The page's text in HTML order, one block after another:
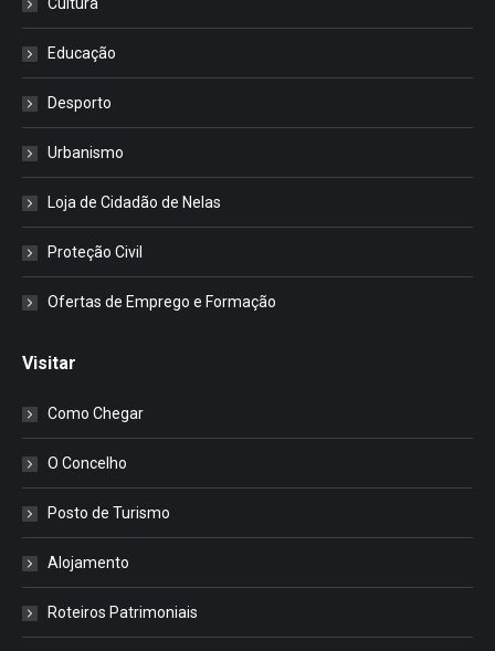
Cultura
Educação
Desporto
Urbanismo
Loja de Cidadão de Nelas
Proteção Civil
Ofertas de Emprego e Formação
Visitar
Como Chegar
O Concelho
Posto de Turismo
Alojamento
Roteiros Patrimoniais